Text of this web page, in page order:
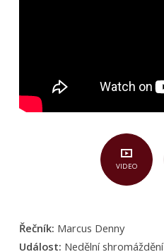
VIDEO
Řečník: Marcus Denny
Událost: Nedělní shromáždění